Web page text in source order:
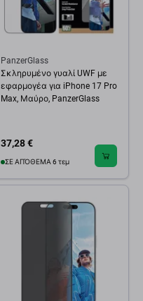
PanzerGlass
Σκληρυμένο γυαλί UWF με
εφαρμογέα για iPhone 17 Pro
Max, Μαύρο, PanzerGlass
37,28 €
ΣΕ ΑΠΌΘΕΜΑ 6 τεμ